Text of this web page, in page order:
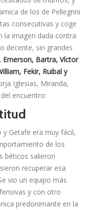
de los de Pellegrini
consecutivas y coge
la imagen dada contra
decente, sin grandes
Emerson, Bartra, Víctor
Fekir, Ruibal y
Iglesias, Miranda,
encuentro:
Getafe era muy fácil,
de los
béticos salieron
recuperar esa
vio un equipo más
y con otro
predonimante en la